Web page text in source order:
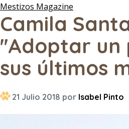
Mestizos Magazine
Camila
''Adoptar un
sus últimos
21 Julio 2018 por Isabel Pinto